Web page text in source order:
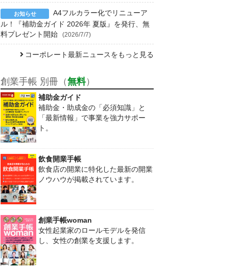
A4フルカラー化でリニューア
ル！『補助金ガイド 2026年 夏版』を発行、無
料プレゼント開始
(2026/7/7)
コーポレート最新ニュースをもっと見る
創業手帳 別冊（無料）
補助金ガイド
補助金・助成金の「必須知識」と
「最新情報」で事業を強力サポー
ト。
飲食開業手帳
飲食店の開業に特化した最新の開業
ノウハウが掲載されています。
創業手帳woman
女性起業家のロールモデルを発信
し、女性の創業を支援します。